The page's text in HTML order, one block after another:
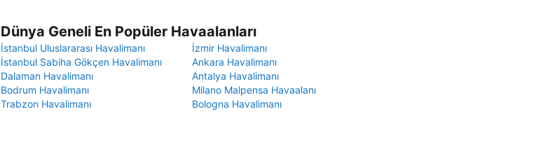
Dünya Geneli En Popüler Havaalanları
İstanbul Uluslararası Havalimanı
İzmir Havalimanı
İstanbul Sabiha Gökçen Havalimanı
Ankara Havalimanı
Dalaman Havalimanı
Antalya Havalimanı
Bodrum Havalimanı
Milano Malpensa Havaalanı
Trabzon Havalimanı
Bologna Havalimanı